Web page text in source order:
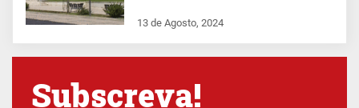
13 de Agosto, 2024
Subscreva!